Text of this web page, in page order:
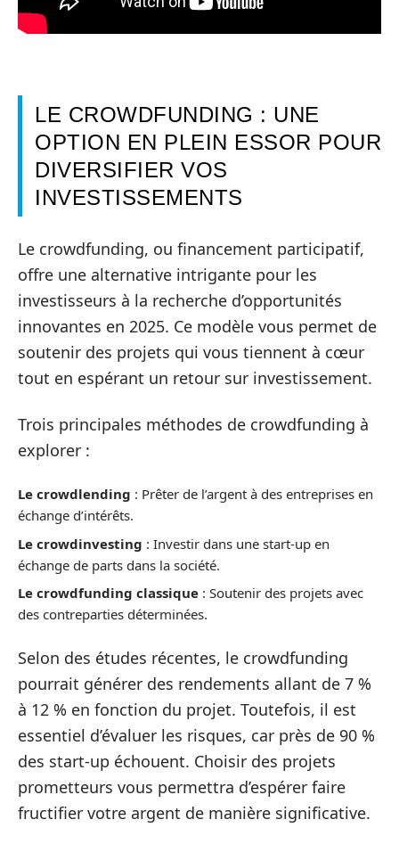
LE CROWDFUNDING : UNE
OPTION EN PLEIN ESSOR POUR
DIVERSIFIER VOS
INVESTISSEMENTS
Le crowdfunding, ou financement participatif,
offre une alternative intrigante pour les
investisseurs à la recherche d’opportunités
innovantes en 2025. Ce modèle vous permet de
soutenir des projets qui vous tiennent à cœur
tout en espérant un retour sur investissement.
Trois principales méthodes de crowdfunding à
explorer :
Le crowdlending : Prêter de l’argent à des entreprises en
échange d’intérêts.
Le crowdinvesting : Investir dans une start-up en
échange de parts dans la société.
Le crowdfunding classique : Soutenir des projets avec
des contreparties déterminées.
Selon des études récentes, le crowdfunding
pourrait générer des rendements allant de 7 %
à 12 % en fonction du projet. Toutefois, il est
essentiel d’évaluer les risques, car près de 90 %
des start-up échouent. Choisir des projets
prometteurs vous permettra d’espérer faire
fructifier votre argent de manière significative.